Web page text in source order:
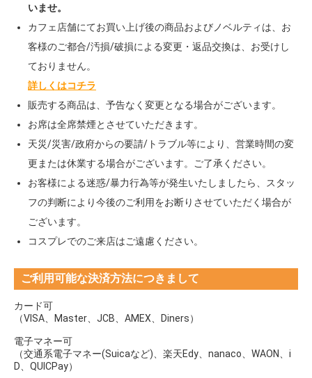
いませ。
カフェ店舗にてお買い上げ後の商品およびノベルティは、お
客様のご都合/汚損/破損による変更・返品交換は、お受けし
ておりません。
詳しくはコチラ
販売する商品は、予告なく変更となる場合がございます。
お席は全席禁煙とさせていただきます。
天災/災害/政府からの要請/トラブル等により、営業時間の変
更または休業する場合がございます。ご了承ください。
お客様による迷惑/暴力行為等が発生いたしましたら、スタッ
フの判断により今後のご利用をお断りさせていただく場合が
ございます。
コスプレでのご来店はご遠慮ください。
ご利用可能な決済方法につきまして
カード可
（VISA、Master、JCB、AMEX、Diners）
電子マネー可
（交通系電子マネー(Suicaなど)、楽天Edy、nanaco、WAON、i
D、QUICPay）